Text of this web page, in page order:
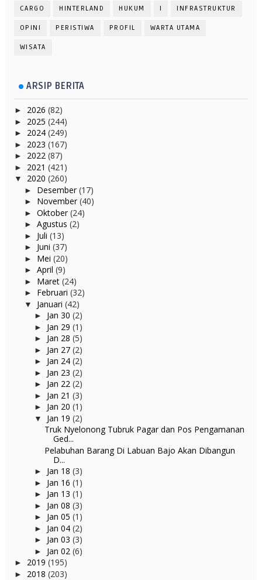
CARGO HINTERLAND HUKUM I INFRASTRUKTUR
OPINI PERISTIWA PROFIL WARTA UTAMA
WISATA
ARSIP BERITA
► 2026 (82)
► 2025 (244)
► 2024 (249)
► 2023 (167)
► 2022 (87)
► 2021 (421)
▼ 2020 (260)
► Desember(17)
► November(40)
► Oktober(24)
► Agustus (2)
► Juli (13)
► Juni (37)
► Mei (20)
► April (9)
► Maret (24)
► Februari (32)
▼ Januari (42)
► Jan 30 (2)
► Jan 29 (1)
► Jan 28 (5)
► Jan 27 (2)
► Jan 24 (2)
► Jan 23 (2)
► Jan 22 (2)
► Jan 21 (3)
► Jan 20 (1)
▼ Jan 19 (2)
Truk Nyelonong Tubruk Pagar dan Pos Pengamanan
Ged...
Pelabuhan Barang Di Labuan Bajo Akan Dibangun
D...
► Jan 18 (3)
► Jan 16 (1)
► Jan 13 (1)
► Jan 08 (3)
► Jan 05 (1)
► Jan 04 (2)
► Jan 03 (3)
► Jan 02 (6)
► 2019 (195)
► 2018 (203)